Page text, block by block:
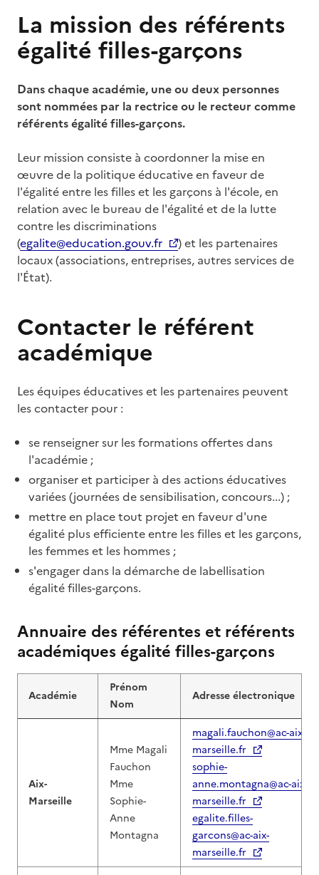
La mission des référents
égalité filles-garçons
Dans chaque académie, une ou deux personnes
sont nommées par la rectrice ou le recteur comme
référents égalité filles-garçons.
Leur mission consiste à coordonner la mise en
œuvre de la politique éducative en faveur de
l'égalité entre les filles et les garçons à l'école, en
relation avec le bureau de l'égalité et de la lutte
contre les discriminations
(egalite@education.gouv.fr
) et les partenaires
locaux (associations, entreprises, autres services de
l'État).
Contacter le référent
académique
Les équipes éducatives et les partenaires peuvent
les contacter pour :
se renseigner sur les formations offertes dans
l'académie ;
organiser et participer à des actions éducatives
variées (journées de sensibilisation, concours...) ;
mettre en place tout projet en faveur d'une
égalité plus efficiente entre les filles et les garçons,
les femmes et les hommes ;
s'engager dans la démarche de labellisation
égalité filles-garçons.
Annuaire des référentes et référents
académiques égalité filles-garçons
Académie
Prénom
Nom
Adresse électronique
Aix-
Marseille
Mme Magali
Fauchon
Mme
Sophie-
Anne
Montagna
magali.fauchon@ac-aix-
marseille.fr
sophie-
anne.montagna@ac-aix-
marseille.fr
egalite.filles-
garcons@ac-aix-
marseille.fr